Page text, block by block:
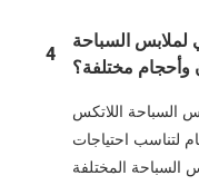
4
السباحة
وأحجام مختلفة؟
السباحة اللاتكس
لتناسب احتياجات